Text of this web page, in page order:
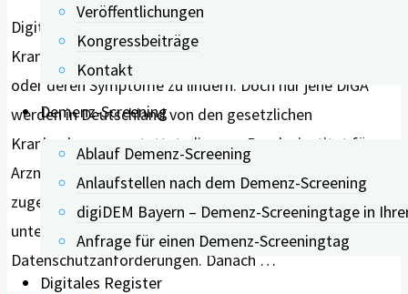
Veröffentlichungen
Kongressbeiträge
Kontakt
Demenz-Screening
Ablauf Demenz-Screening
Anlaufstellen nach dem Demenz-Screening
digiDEM Bayern – Demenz-Screeningtage in
Anfrage für einen Demenz-Screeningtag
Digitales Register
Digitale Gesundheitsanwendungen (DiGA) dienen dazu,
Krankheiten zu erkennen, zu überwachen, zu behandeln
oder deren Symptome zu lindern. Doch nur jene DiGA
werden in Deutschland von den gesetzlichen
Krankenkassen erstattet, die vom Bundesinstitut für
Arzneimittel und Medizinprodukte (BfArM) auch
zugelassen wurden. Geprüft werden hierbei zunächst
unter anderem Sicherheits- und
Datenschutzanforderungen. Danach …